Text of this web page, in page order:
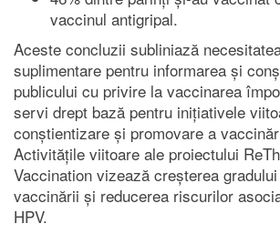
vaccinul antigripal.
Aceste concluzii subliniază
suplimentare pentru informarea și
publicului cu privire la vaccinarea
servi drept bază pentru inițiativele
conștientizare și promovare a
Activitățile viitoare ale proiectului
Vaccination vizează creșterea
vaccinării și reducerea riscurilor
HPV.